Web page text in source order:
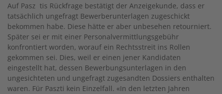
Auf Pasz tis Rückfrage bestätigt der Anzeigekunde, dass er
tatsächlich ungefragt Bewerberunterlagen zugeschickt
bekommen habe. Diese hätte er aber unbesehen retourniert.
Später sei er mit einer Personalvermittlungsgebühr
konfrontiert worden, worauf ein Rechtsstreit ins Rollen
gekommen sei. Dies, weil er einen jener Kandidaten
eingestellt hat, dessen Bewerbungsunterlagen in den
ungesichteten und ungefragt zugesandten Dossiers enthalten
waren. Für Paszti kein Einzelfall. «In den letzten Jahren